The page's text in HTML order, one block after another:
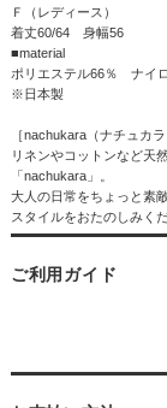
Ｆ（レディース）
着丈60/64 身幅56
■material
ポリエステル66％ ナイ
※日本製
［nachukara（ナチュカラ
リネンやコットンなど天
「nachukara」。
大人の日常をちょっと素
スタイルをおたのしみくだ
ご利用ガイド